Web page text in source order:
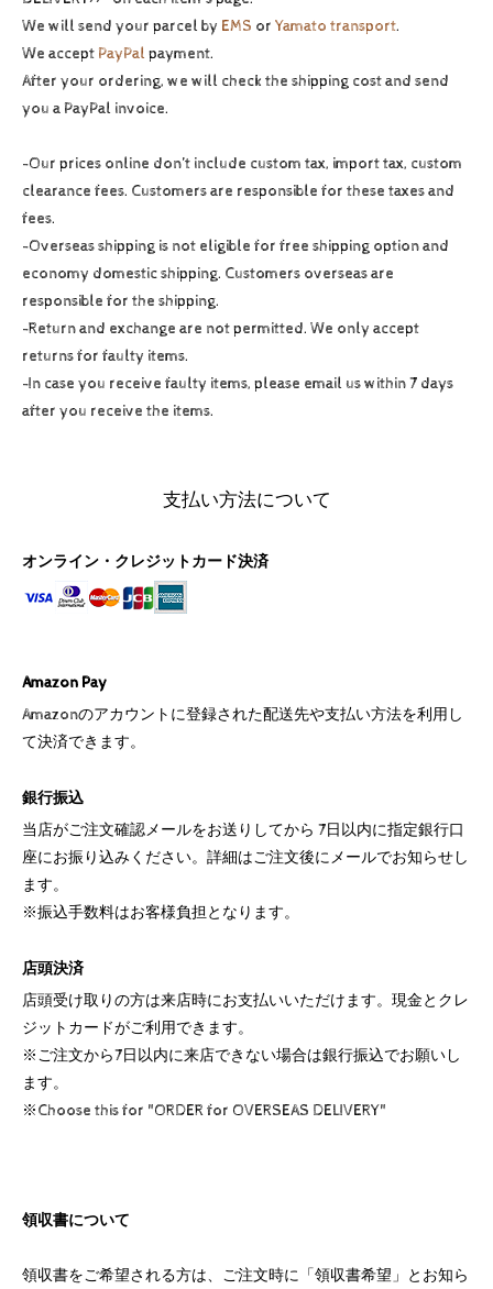
We will send your parcel by EMS or Yamato transport.
We acceptPayPal payment.
After your ordering, we will check the shipping cost and send
you a PayPal invoice.
-Our prices online don’t include custom tax, import tax, custom
clearance fees. Customers are responsible for these taxes and
fees.
-Overseas shipping is not eligible for free shipping option and
economy domestic shipping. Customers overseas are
responsible for the shipping.
-Return and exchange are not permitted. We only accept
returns for faulty items.
-In case you receive faulty items, please email us within 7 days
after you receive the items.
支払い方法について
オンライン・クレジットカード決済
Amazon Pay
Amazonのアカウントに登録された配送先や支払い方法を利用し
て決済できます。
銀行振込
当店がご注文確認メールをお送りしてから 7日以内に指定銀行口
座にお振り込みください。詳細はご注文後にメールでお知らせし
ます。
※振込手数料はお客様負担となります。
店頭決済
店頭受け取りの方は来店時にお支払いいただけます。現金とクレ
ジットカードがご利用できます。
※ご注文から7日以内に来店できない場合は銀行振込でお願いし
ます。
※Choose this for "ORDER for OVERSEAS DELIVERY"
領収書について
領収書をご希望される方は、ご注文時に「領収書希望」とお知ら